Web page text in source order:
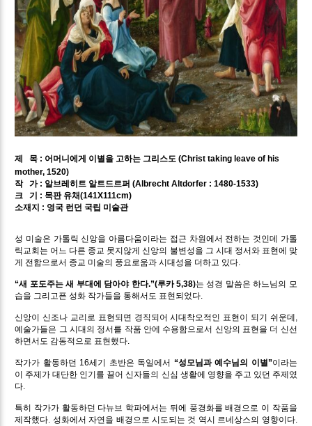
제 목 : 어머니에게 이별을 고하는 그리스도 (Christ taking leave of his
mother, 1520)
작 가 : 알브레히트 알트드르퍼 (Albrecht Altdorfer : 1480-1533)
크 기 : 목판 유채(141X111cm)
소재지 : 영국 런던 국립 미술관
성 미술은 가톨릭 신앙을 아름다움이라는 접근 차원에서 전하는 것인데 가톨
릭교회는 어느 다른 종교 못지않게 신앙의 불변성을 그 시대 정서와 표현에 맞
게 전함으로서 종교 미술의 풍요로움과 시대성을 더하고 있다.
“새 포도주는 새 부대에 담아야 한다.”(루카 5,38)는 성경 말씀은 하느님의 모
습을 그리고픈 성화 작가들을 통해서도 표현되었다.
신앙이 신조나 교리로 표현되면 경직되어 시대착오적인 표현이 되기 쉬운데,
예술가들은 그 시대의 정서를 작품 안에 수용함으로서 신앙의 표현을 더 신선
하면서도 감동적으로 표현했다.
작가가 활동하던 16세기 초반은 독일에서 “성모님과 예수님의 이별”이라는
이 주제가 대단한 인기를 끌어 신자들의 신심 생활에 영향을 주고 있던 주제였
다.
특히 작가가 활동하던 다뉴브 학파에서는 뒤에 풍경화를 배경으로 이 작품을
제작했다. 성화에서 자연을 배경으로 시도되는 것 역시 르네상스의 영향이다.